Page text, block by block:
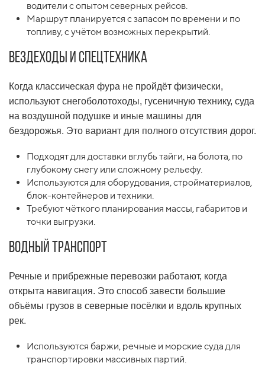
водители с опытом северных рейсов.
Маршрут планируется с запасом по времени и по
топливу, с учётом возможных перекрытий.
Вездеходы и спецтехника
Когда классическая фура не пройдёт физически,
используют снегоболотоходы, гусеничную технику, суда
на воздушной подушке и иные машины для
бездорожья. Это вариант для полного отсутствия дорог.
Подходят для доставки вглубь тайги, на болота, по
глубокому снегу или сложному рельефу.
Используются для оборудования, стройматериалов,
блок-контейнеров и техники.
Требуют чёткого планирования массы, габаритов и
точки выгрузки.
Водный транспорт
Речные и прибрежные перевозки работают, когда
открыта навигация. Это способ завести большие
объёмы грузов в северные посёлки и вдоль крупных
рек.
Используются баржи, речные и морские суда для
транспортировки массивных партий.